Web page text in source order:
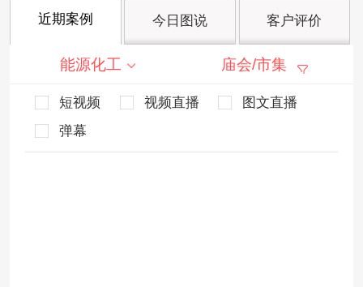
近期案例 今日图说 客户评价
能源化工 庙会/市集
短视频 视频直播
图文直播
弹幕